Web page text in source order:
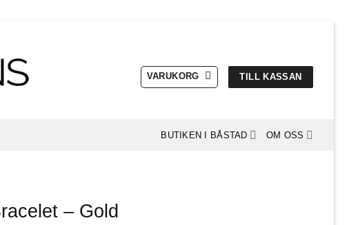
VARUKORG TILL KASSAN
BUTIKEN I BÅSTAD OM OSS
– Gold